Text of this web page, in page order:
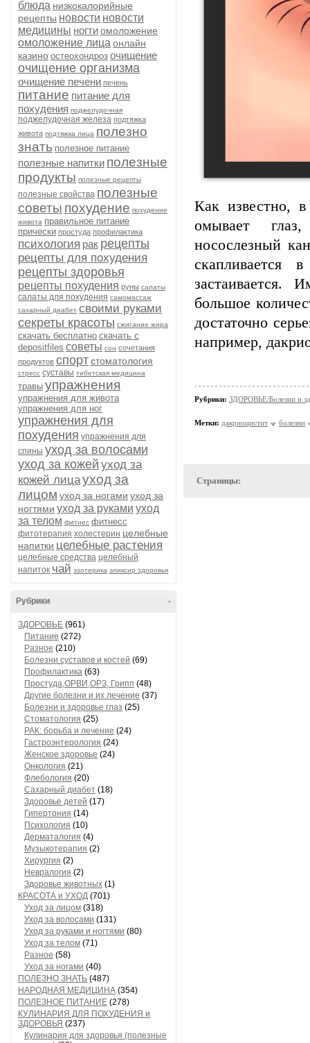
блюда низкокалорийные
рецепты новости новости
медицины ногтиомоложение
омоложение лица онлайн
казино остеохондроз очищение
очищение организма
очищение печени печень
питание питание для
похудения поджелудочная
поджелудочная железа подтяжка
живота подтяжка лица полезно
знать полезное питание
полезные напитки полезные
продукты полезные рецепты
полезные свойства полезные
советы похудение похудение
живота правильное питание
прически простуда профилактика
психология рак рецепты
рецепты для похудения
рецепты здоровья
рецепты похудения руны салаты
салаты для похудения самомассаж
сахарный диабет своими руками
секреты красоты сжигание жира
скачать бесплатно скачать с
depositfiles советы сон сочетания
продуктов спортстоматология
стресс суставы тибетская медицина
травы упражнения
упражнения для живота
упражнения для ног
упражнения для
похудения упражнения для
спины уход за волосами
уход за кожей уход за
кожей лицауход за
лицом уход за ногами уход за
ногтями уход за руками уход
за телом фитнес фитнесс
фитотерапия холестерин целебные
напитки целебные растения
целебные средства целебный
напиток чай эзотерика эликсир здоровья
-
Рубрики
ЗДОРОВЬЕ (961)
Питание (272)
Разное (210)
Болезни суставов и костей (69)
Профилактика (63)
Простуда,ОРВИ,ОРЗ, Грипп (48)
Другие болезни и их лечение (37)
Болезни и здоровье глаз (25)
Стоматология (25)
РАК: борьба и лечение (24)
Гастроэнтерология (24)
Женское здоровье (24)
Онкология (21)
Флебология (20)
Сахарный диабет (18)
Здоровье детей (17)
Гипертония (14)
Психология (10)
Дерматалогия (4)
Музыкотерапия (2)
Хирургия (2)
Невралогия (2)
Здоровье животных (1)
КРАСОТА и УХОД (701)
Уход за лицом (318)
Уход за волосами (131)
Уход за руками и ногтями (80)
Уход за телом (71)
Разное (58)
Уход за ногами (40)
ПОЛЕЗНО ЗНАТЬ (487)
НАРОДНАЯ МЕДИЦИНА (354)
ПОЛЕЗНОЕ ПИТАНИЕ (278)
КУЛИНАРИЯ ДЛЯ ПОХУДЕНИЯ и
ЗДОРОВЬЯ (237)
Кулинария для здоровья (полезные
Как известно, в
омывает
носослезный
застаивается.
большое
достаточно
например,
Рубрики: ЗДОРОВЬЕ/Болезни и
Метки: дакриоцистит болезни
Страницы: